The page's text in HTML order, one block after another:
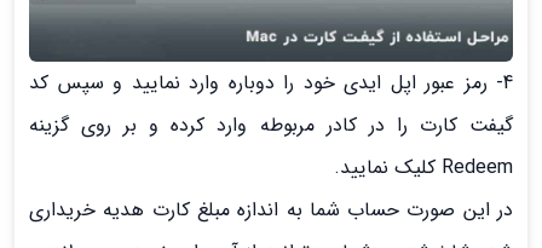
4- رمز عبور اپل ایدی خود را دوباره وارد نمایید و سپس کد
گیفت کارت را در کادر مربوطه وارد کرده و بر روی گزینه
Redeem کلیک نمایید.
در این صورت حساب شما به اندازه مبلغ کارت هدیه خریداری